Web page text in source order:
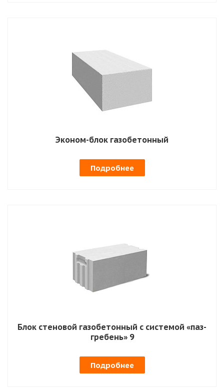
Эконом-блок газобетонный
Подробнее
Блок стеновой газобетонный с системой «паз-
гребень» 9
Подробнее